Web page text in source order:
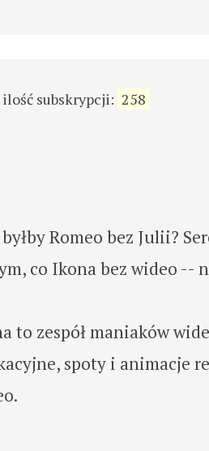
ilość subskrypcji: 258
Romeo bez Julii?
co Ikona bez wideo --
to zespół maniaków
spoty i animacje